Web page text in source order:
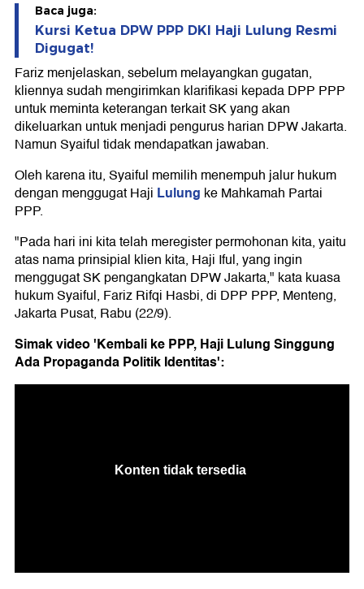
Baca juga:
Kursi Ketua DPW PPP DKI Haji Lulung Resmi
Digugat!
Fariz menjelaskan, sebelum melayangkan gugatan,
kliennya sudah mengirimkan klarifikasi kepada DPP PPP
untuk meminta keterangan terkait SK yang akan
dikeluarkan untuk menjadi pengurus harian DPW Jakarta.
Namun Syaiful tidak mendapatkan jawaban.
Oleh karena itu, Syaiful memilih menempuh jalur hukum
dengan menggugat Haji Lulung ke Mahkamah Partai
PPP.
"Pada hari ini kita telah meregister permohonan kita, yaitu
atas nama prinsipial klien kita, Haji Iful, yang ingin
menggugat SK pengangkatan DPW Jakarta," kata kuasa
hukum Syaiful, Fariz Rifqi Hasbi, di DPP PPP, Menteng,
Jakarta Pusat, Rabu (22/9).
Simak video 'Kembali ke PPP, Haji Lulung Singgung
Ada Propaganda Politik Identitas':